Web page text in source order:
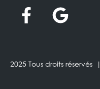
2025 Tous droits réservés |